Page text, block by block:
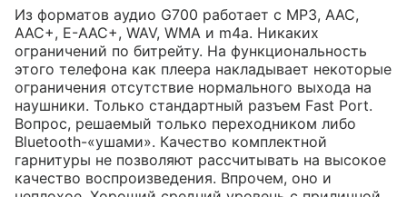
Из форматов аудио G700 работает с MP3, AAC,
AAC+, E-AAC+, WAV, WMA и m4a. Никаких
ограничений по битрейту. На функциональность
этого телефона как плеера накладывает некоторые
ограничения отсутствие нормального выхода на
наушники. Только стандартный разъем Fast Port.
Вопрос, решаемый только переходником либо
Bluetooth-«ушами». Качество комплектной
гарнитуры не позволяют рассчитывать на высокое
качество воспроизведения. Впрочем, оно и